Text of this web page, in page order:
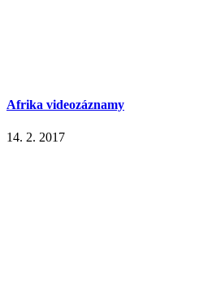
Afrika videozáznamy
14. 2. 2017